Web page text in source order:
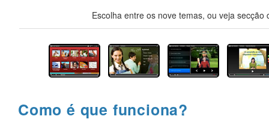
Escolha entre os nove temas, ou veja secção
Como é que funciona?